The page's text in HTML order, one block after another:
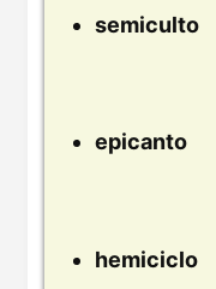
semiculto
epicanto
hemiciclo